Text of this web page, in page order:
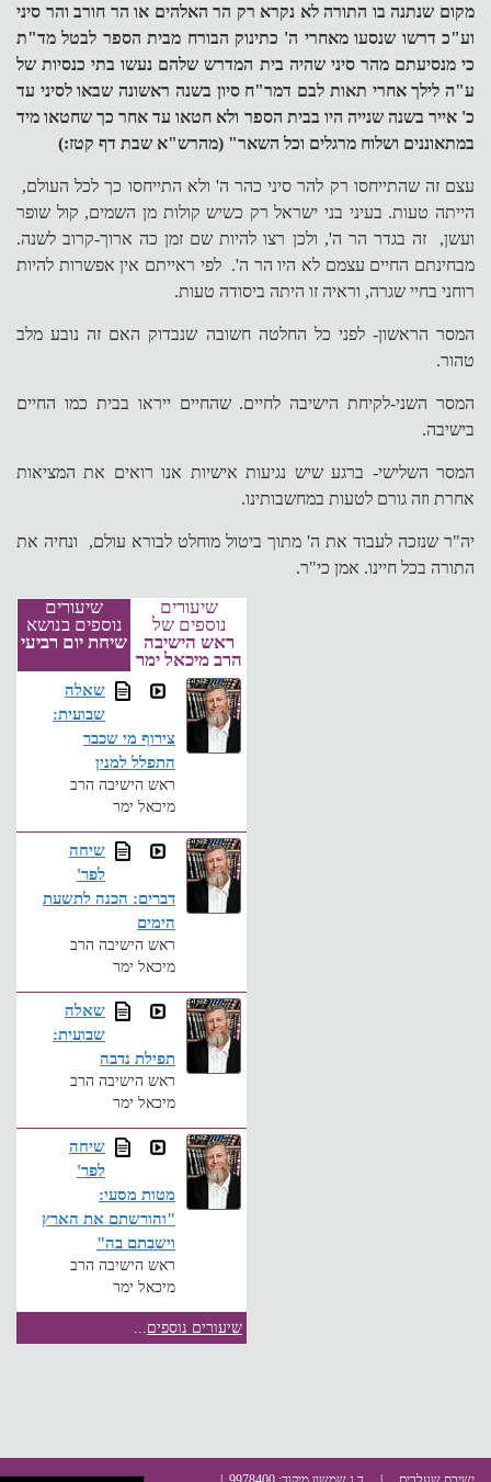
מקום שנתנה בו התורה לא נקרא רק הר האלהים או הר חורב והר סיני
וע"כ דרשו שנסעו מאחרי ה' כתינוק הבורח מבית הספר לבטל מד"ת
כי מנסיעתם מהר סיני שהיה בית המדרש שלהם נעשו בתי כנסיות של
ע"ה לילך אחרי תאות לבם דמר"ח סיון בשנה ראשונה שבאו לסיני עד
כ' אייר בשנה שנייה היו בבית הספר ולא חטאו עד אחר כך שחטאו מיד
במתאוננים ושלוח מרגלים וכל השאר" (מהרש"א שבת דף קטז:)
עצם זה שהתייחסו רק להר סיני כהר ה' ולא התייחסו כך לכל העולם,
הייתה טעות. בעיני בני ישראל רק כשיש קולות מן השמים, קול שופר
ועשן, זה בגדר הר ה', ולכן רצו להיות שם זמן כה ארוך-קרוב לשנה.
מבחינתם החיים עצמם לא היו הר ה'. לפי ראייתם אין אפשרות להיות
רוחני בחיי שגרה, וראיה זו היתה ביסודה טעות.
המסר הראשון- לפני כל החלטה חשובה שנבדוק האם זה נובע מלב
טהור.
המסר השני-לקיחת הישיבה לחיים. שהחיים ייראו בבית כמו החיים
בישיבה.
המסר השלישי- ברגע שיש נגיעות אישיות אנו רואים את המציאות
אחרת וזה גורם לטעות במחשבותינו.
יה"ר שנזכה לעבוד את ה' מתוך ביטול מוחלט לבורא עולם, ונחיה את
התורה בכל חיינו. אמן כי"ר.
שיעורים
נוספים של
ראש הישיבה
הרב מיכאל ימר
שיעורים
נוספים בנושא
שיחת יום רביעי
שאלה
שבועית:
צירוף מי שכבר
התפלל למנין
ראש הישיבה הרב
מיכאל ימר
שיחה
לפר'
דברים: הכנה לתשעת
הימים
ראש הישיבה הרב
מיכאל ימר
שאלה
שבועית:
תפילת נדבה
ראש הישיבה הרב
מיכאל ימר
שיחה
לפר'
מטות מסעי:
"והורשתם את הארץ
וישבתם בה"
ראש הישיבה הרב
מיכאל ימר
שיעורים נוספים...